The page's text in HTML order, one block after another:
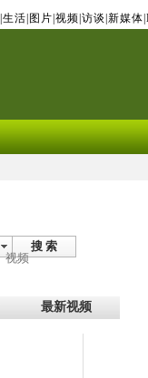
生活 图片 视频 访谈 新媒体
搜 索
视频
最新视频